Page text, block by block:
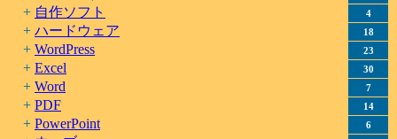
自作ソフト 4
ハードウェア 18
WordPress 23
Excel 30
Word 7
PDF 14
PowerPoint 6